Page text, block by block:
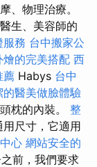
、物理治療。
生、美容師的
服務 台中搬家公
燴的完美搭配 西
薦 Habys 台中
的醫美做臉體驗
枕的內裝。 整
用尺寸，它適用
心 網站安全的
前，我們要求